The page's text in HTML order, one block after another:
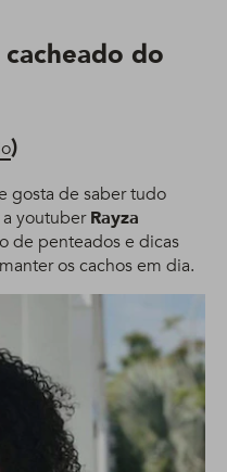
do
)
gosta de saber tudo
youtuberRayza
de penteados e dicas
os cachos em dia.